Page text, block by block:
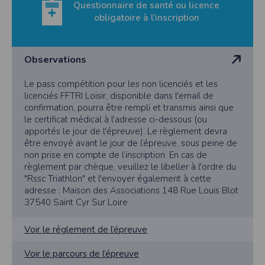
Questionnaire de santé ou licence
obligatoire à l’inscription
Observations
Le pass compétition pour les non licenciés et les
licenciés FFTRI Loisir, disponible dans l'email de
confirmation, pourra être rempli et transmis ainsi que
le certificat médical à l'adresse ci-dessous (ou
apportés le jour de l'épreuve). Le règlement devra
être envoyé avant le jour de l’épreuve, sous peine de
non prise en compte de l’inscription. En cas de
règlement par chèque, veuillez le libeller à l'ordre du
"Rssc Triathlon" et l'envoyer également à cette
adresse : Maison des Associations 148 Rue Louis Blot
37540 Saint Cyr Sur Loire
Voir le réglement de l’épreuve
Voir le parcours de l’épreuve
à la société peuvent accéder aux données personnelles du Participant, tout
comme l’Organisateur de l’évènement. Pour des raisons de sécurité, après
suppression des données personnelles du Participant, Timepulse conservera
Timepulse met à disposition des organisateurs des outils permettant de se
conformer au RGPD, mais ne peut être tenu responsable si un organisateur
Droit applicable
Tant le présent site que les modalités et conditions de son utilisation sont régis
par le droit français, quel que soit le lieu d’utilisation. En cas de contestation
éventuelle, et après l’échec de toute tentative de recherche d’une solution
amiable, les tribunaux français seront seuls compétents pour connaître de ce
litige.
Pour toute question relative aux présentes conditions d’utilisation du site, vous
pouvez nous écrire à l’adresse suivante :
SAS TIMEPULSE
96 rue du parc - Varades
44370 LoireAuxence
Pour ce qui concerne les épreuves d’athlétisme, les résultats sont
CNIL :